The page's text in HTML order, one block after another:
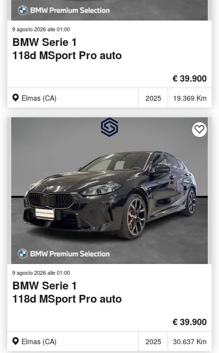
9 agosto 2026 alle 01:00
BMW Serie 1
118d MSport Pro auto
€ 39.900
Elmas (CA) 2025 19.369 Km
9 agosto 2026 alle 01:00
BMW Serie 1
118d MSport Pro auto
€ 39.900
Elmas (CA) 2025 30.637 Km